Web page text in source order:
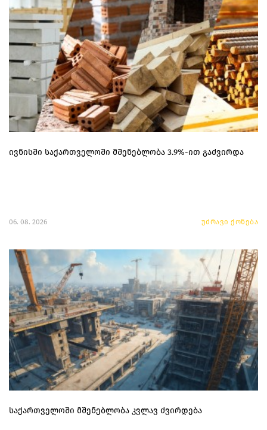
ივნისში საქართველოში მშენებლობა 3.9%-ით გაძვირდა
06. 08. 2026 უძრავი ქონება
საქართველოში მშენებლობა კვლავ ძვირდება